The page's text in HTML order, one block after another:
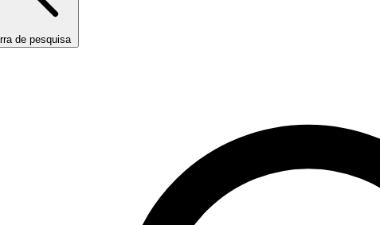
de pesquisa